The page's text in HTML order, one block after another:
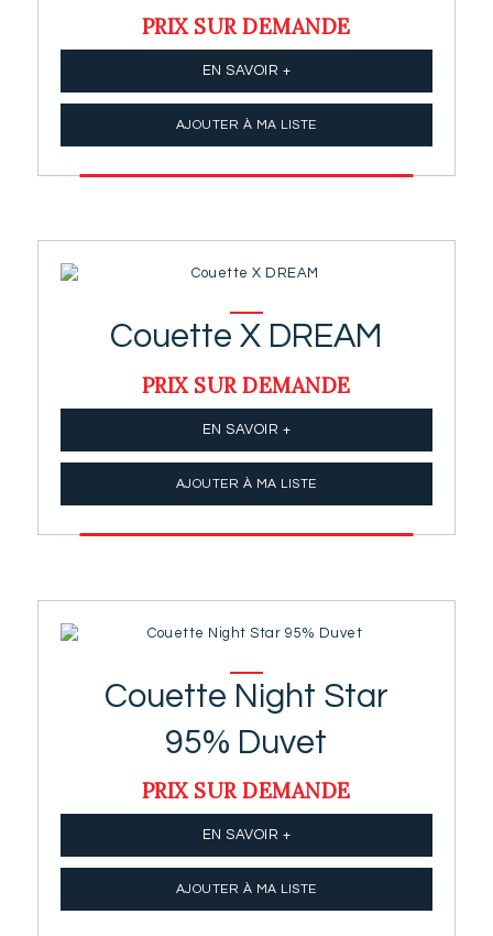
PRIX SUR DEMANDE
EN SAVOIR +
AJOUTER À MA LISTE
Couette X DREAM
PRIX SUR DEMANDE
EN SAVOIR +
AJOUTER À MA LISTE
Couette Night Star
95% Duvet
PRIX SUR DEMANDE
EN SAVOIR +
AJOUTER À MA LISTE